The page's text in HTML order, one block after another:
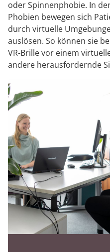
oder Spinnenphobie. In
Phobien bewegen sich
durch virtuelle
auslösen. So können sie
VR-Brille vor einem
andere herausfordernde